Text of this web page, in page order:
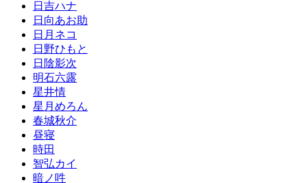
日吉ハナ
日向あお助
日月ネコ
日野ひもと
日陰影次
明石六露
星井情
星月めろん
春城秋介
昼寝
時田
智弘カイ
暗ノ吽